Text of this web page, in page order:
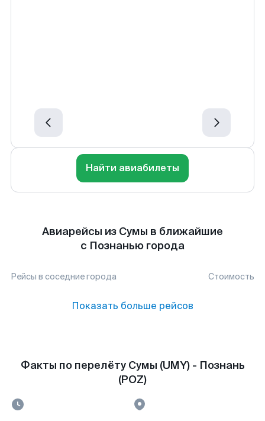
Найти авиабилеты
Авиарейсы из Сумы в ближайшие
с Познанью города
Рейсы в соседние города Стоимость
Показать больше рейсов
Факты по перелёту Сумы (UMY) - Познань
(POZ)